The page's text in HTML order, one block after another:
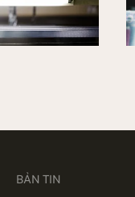
BẢN TIN